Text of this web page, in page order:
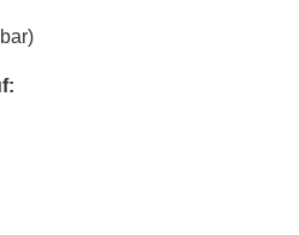
Link)